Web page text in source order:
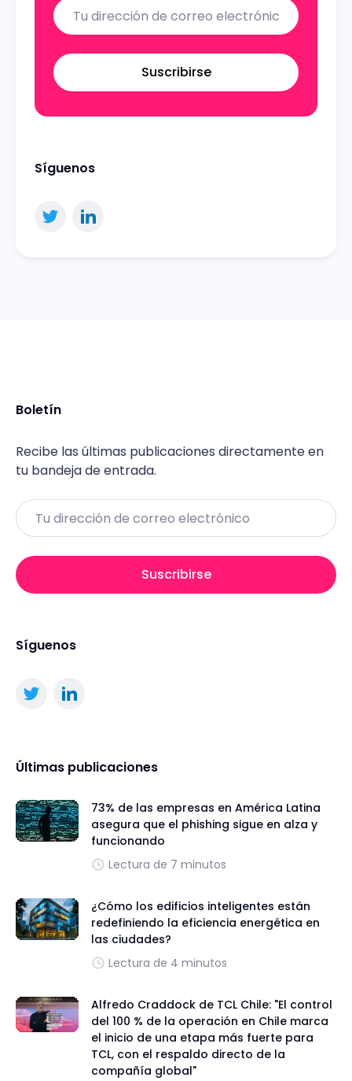
Suscribirse
Síguenos
Boletín
Recibe las últimas publicaciones directamente en
tu bandeja de entrada.
Email
Suscribirse
Síguenos
Últimas publicaciones
73% de las empresas en América Latina
asegura que el phishing sigue en alza y
funcionando
Lectura de 7 minutos
¿Cómo los edificios inteligentes están
redefiniendo la eficiencia energética en
las ciudades?
Lectura de 4 minutos
Alfredo Craddock de TCL Chile: "El control
del 100 % de la operación en Chile marca
el inicio de una etapa más fuerte para
TCL, con el respaldo directo de la
compañía global"